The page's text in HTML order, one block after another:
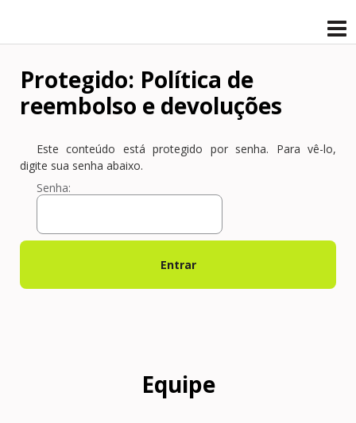
Protegido: Política de
reembolso e devoluções
Este conteúdo está protegido por senha. Para vê-lo,
digite sua senha abaixo.
Senha:
Equipe